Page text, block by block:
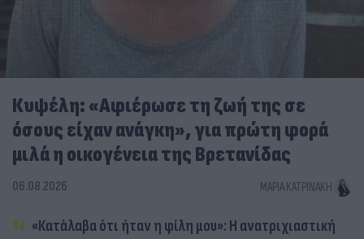
Κυψέλη: «Αφιέρωσε τη ζωή της σε
όσους είχαν ανάγκη», για πρώτη φορά
μιλά η οικογένεια της Βρετανίδας
06.08.2026 ΜΑΡΊΑ ΚΑΤΡΙΝΆΚΗ
«Κατάλαβα ότι ήταν η φίλη μου»: Η ανατριχιαστική